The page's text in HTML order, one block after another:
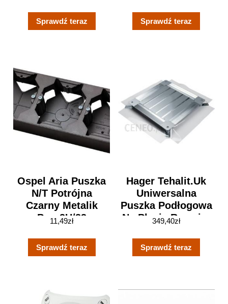
Osłabień, IP 56 (S-
BOX 816)
Sprawdź teraz Sprawdź teraz
Ospel Aria Puszka
N/T Potrójna
Czarny Metalik
Pnp-3U/33
11,49zł
Sprawdź teraz
Hager Tehalit.Uk
Uniwersalna
Puszka Podłogowa
Na Płycie Rozmiar
Udb3050080
349,40zł
Sprawdź teraz